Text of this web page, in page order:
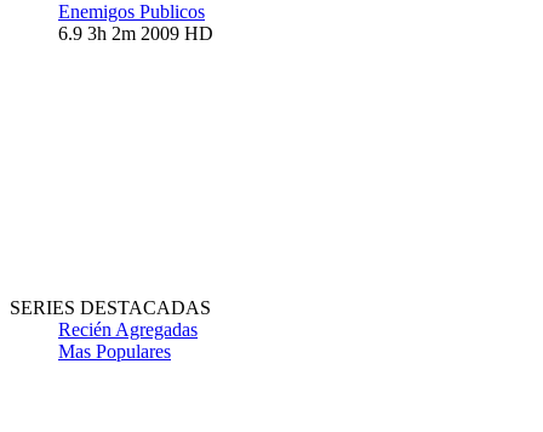
Enemigos Publicos
6.9 3h 2m 2009 HD
SERIES DESTACADAS
Recién Agregadas
Mas Populares